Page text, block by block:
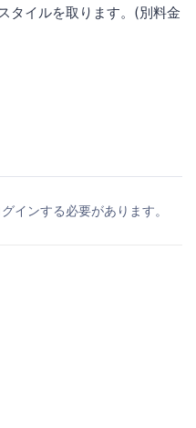
タイルを取ります。(別料金
インする必要があります。